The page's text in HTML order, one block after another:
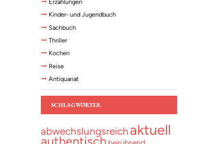
Erzählungen
Kinder- und Jugendbuch
Sachbuch
Thriller
Kochen
Reise
Antiquariat
SCHLAGWÖRTER
abwechslungsreich aktuell